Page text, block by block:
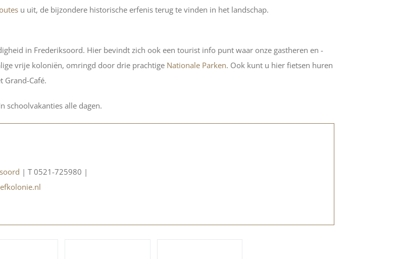
u uit, de bijzondere historische erfenis terug te vinden in het landschap.
in Frederiksoord. Hier bevindt zich ook een tourist info punt waar onze gastheren en -
vrije koloniën, omringd door drie prachtige Nationale Parken. Ook kunt u hier fietsen huren
Grand-Café.
schoolvakanties alle dagen.
| T 0521-725980 |